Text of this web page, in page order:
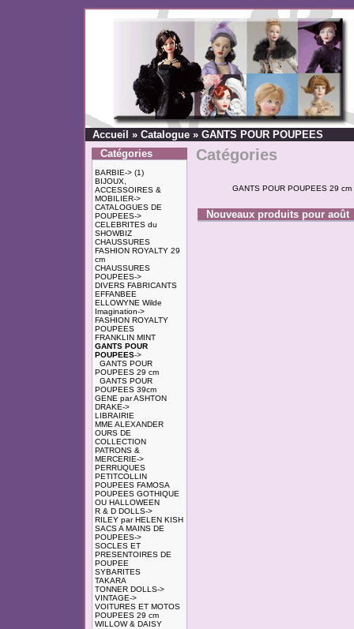
Accueil » Catalogue» GANTS POUR POUPEES
Catégories
BARBIE->(1)
BIJOUX,
ACCESSOIRES &
MOBILIER->
CATALOGUES DE
POUPEES->
CELEBRITES du
SHOWBIZ
CHAUSSURES
FASHION ROYALTY 29
cm
CHAUSSURES
POUPEES->
DIVERS FABRICANTS
EFFANBEE
ELLOWYNE Wilde
Imagination->
FASHION ROYALTY
POUPEES
FRANKLIN MINT
GANTS POUR
POUPEES->
GANTS POUR
POUPEES 29 cm
GANTS POUR
POUPEES 39cm
GENE par ASHTON
DRAKE->
LIBRAIRIE
MME ALEXANDER
OURS DE
COLLECTION
PATRONS &
MERCERIE->
PERRUQUES
PETITCOLLIN
POUPEES FAMOSA
POUPEES GOTHIQUE
OU HALLOWEEN
R & D DOLLS->
RILEY par HELEN KISH
SACS A MAINS DE
POUPEES->
SOCLES ET
PRESENTOIRES DE
POUPEE
SYBARITES
TAKARA
TONNER DOLLS->
VINTAGE->
VOITURES ET MOTOS
POUPEES 29 cm
WILLOW & DAISY
Catégories
GANTS POUR POUPEES 29 cm
Nouveaux produits pour août